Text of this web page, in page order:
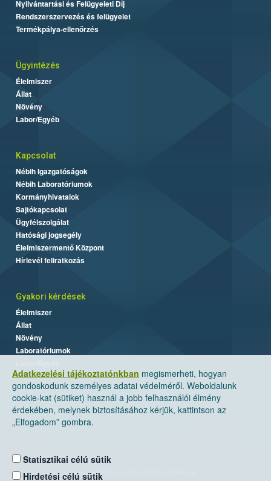
Adatkezelési tájékoztatónkban megismerheti, hogyan
gondoskodunk személyes adatai védelméről. Weboldalunk
cookie-kat (sütiket) használ a jobb felhasználói élmény
érdekében, melynek biztosításához kérjük, kattintson az
„Elfogadom” gombra.
Statisztikai célú sütik
Hirdetési célú sütik
Nyilvántartási és Felügyeleti Díj
Rendszerszervezés és felügyelet
Termékpálya-ellenőrzés
Ügyintézés
Élelmiszer
Állat
Növény
Labor/Egyéb
Kapcsolat
Nébih Igazgatóságok
Nébih Laboratóriumok
Kormányhivatalok
Sajtókapcsolat
Ügyfélszolgálat
Hatósági jogsegély
Élelmiszermentő Központ
Hírlevél feliratkozás
Gyakori kérdések
Élelmiszer
Állat
Növény
Laboratóriumok
Nemzeti Élelmiszerlánc-biztonsági Hivatal